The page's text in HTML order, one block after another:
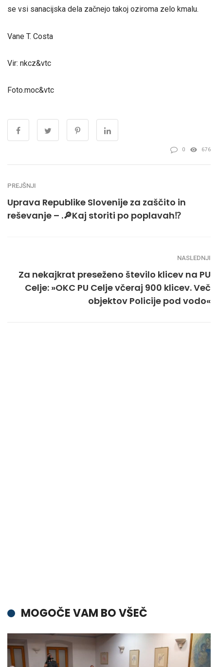
se vsi sanacijska dela začnejo takoj oziroma zelo kmalu.
Vane T. Costa
Vir: nkcz&vtc
Foto.moc&vtc
0 676
PREJŠNJI
Uprava Republike Slovenije za zaščito in
reševanje – .🔎Kaj storiti po poplavah⁉️
NASLEDNJI
Za nekajkrat preseženo število klicev na PU
Celje: »OKC PU Celje včeraj 900 klicev. Več
objektov Policije pod vodo«
MOGOČE VAM BO VŠEČ